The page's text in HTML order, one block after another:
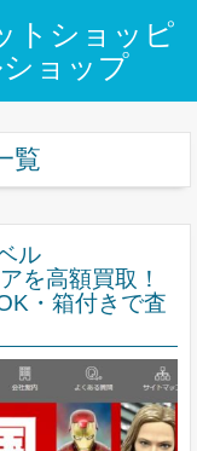
トショッピ
ョップ
覧
ル
を高額買取！
・箱付きで査